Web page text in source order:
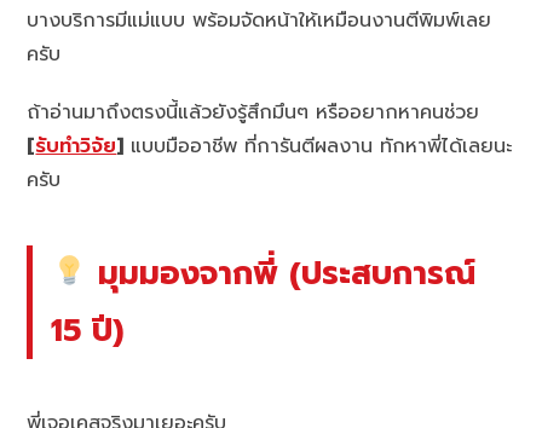
บางบริการมีแม่แบบ พร้อมจัดหน้าให้เหมือนงานตีพิมพ์เลย
ครับ
ถ้าอ่านมาถึงตรงนี้แล้วยังรู้สึกมึนๆ หรืออยากหาคนช่วย
[รับทำวิจัย] แบบมืออาชีพ ที่การันตีผลงาน ทักหาพี่ได้เลยนะ
ครับ
มุมมองจากพี่ (ประสบการณ์
15 ปี)